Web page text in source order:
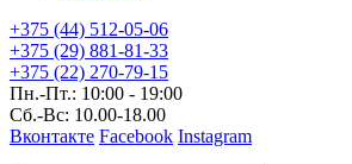
+375 (44) 512-05-06
+375 (29) 881-81-33
+375 (22) 270-79-15
Пн.-Пт.: 10:00 - 19:00
Сб.-Вс: 10.00-18.00
Вконтакте Facebook Instagram